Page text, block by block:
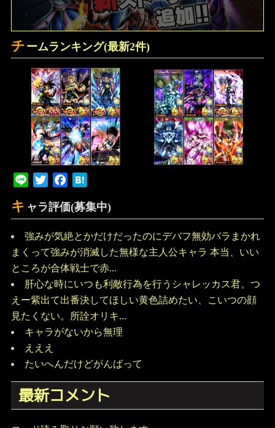
チ ームランキング(最新2件)
Line Twitter Facebook
キ ャラ評価(募集中)
強みが気絶とかだけだったのにデバフ無効バラまかれ
まくって強みが消滅した無様な主人公キャラ 本当、いい
ところが合体戦士で赤...
肝心な時にいつも利敵行為を行うシャレッカス君。つ
えー紫出て出番決してほしい黄色詰めたい、こいつの顔
見たくない。所詮オリキ...
キャラがないから無理
えええ
たいへんだけどがんばって
最新コメント